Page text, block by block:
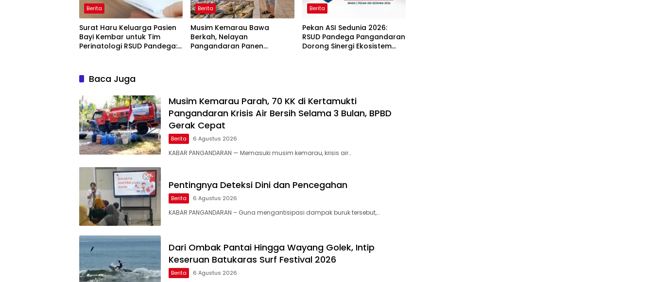
Berita
Surat Haru Keluarga Pasien
Bayi Kembar untuk Tim
Perinatologi RSUD Pandega:
Berita
Musim Kemarau Bawa
Berkah, Nelayan
Pangandaran Panen
Berita
Pekan ASI Sedunia 2026:
RSUD Pandega Pangandaran
Dorong Sinergi Ekosistem
Baca Juga
Musim Kemarau Parah, 70 KK di Kertamukti
Pangandaran Krisis Air Bersih Selama 3 Bulan, BPBD
Gerak Cepat
Berita 6 Agustus 2026
KABAR PANGANDARAN — Memasuki musim kemarau, krisis air…
Pentingnya Deteksi Dini dan Pencegahan
Berita 6 Agustus 2026
KABAR PANGANDARAN – ​Guna mengantisipasi dampak buruk tersebut,…
Dari Ombak Pantai Hingga Wayang Golek, Intip
Keseruan Batukaras Surf Festival 2026
Berita 6 Agustus 2026